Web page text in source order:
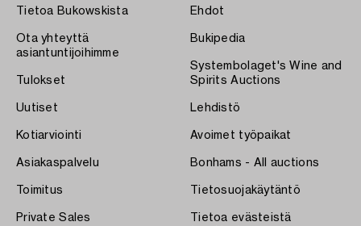
Tietoa Bukowskista
Ota yhteyttä
asiantuntijoihimme
Tulokset
Uutiset
Kotiarviointi
Asiakaspalvelu
Toimitus
Private Sales
Ehdot
Bukipedia
Systembolaget's Wine and
Spirits Auctions
Lehdistö
Avoimet työpaikat
Bonhams - All auctions
Tietosuojakäytäntö
Tietoa evästeistä